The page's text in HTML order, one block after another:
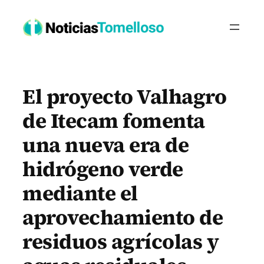
contenido
El proyecto Valhagro
de Itecam fomenta
una nueva era de
hidrógeno verde
mediante el
aprovechamiento de
residuos agrícolas y